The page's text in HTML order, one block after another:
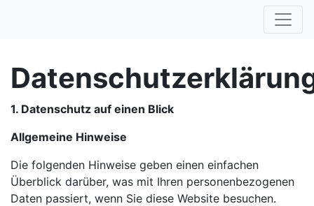
1. Datenschutz auf einen Blick
Allgemeine Hinweise
Die folgenden Hinweise geben einen einfachen
Überblick darüber, was mit Ihren personenbezogenen
Daten passiert, wenn Sie diese Website besuchen.